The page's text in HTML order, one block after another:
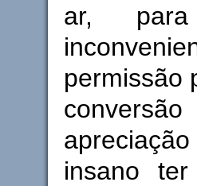
ar,
permissão
insano